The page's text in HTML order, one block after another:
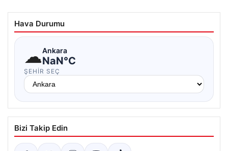
Hava Durumu
☁Ankara
NaN°C
ŞEHIR SEÇ
Bizi Takip Edin